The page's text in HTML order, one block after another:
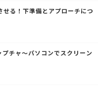
る！下準備とアプローチにつ
チャ～パソコンでスクリーン